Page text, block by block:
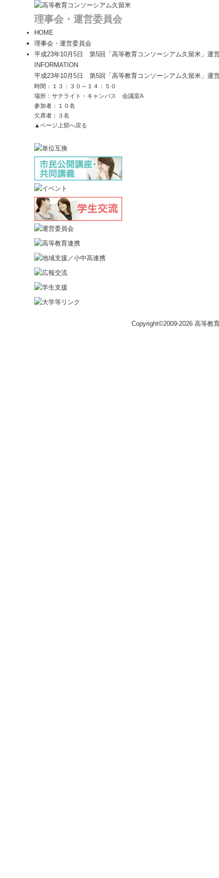
理事会・運営委員会
HOME
理事会・運営委員会
平成23年10月5日 第5回「高等教育コンソーシアム久留米」運
INFORMATION
平成23年10月5日 第5回「高等教育コンソーシアム久留米」運
時間：１３：３０～１４：５０
場所：サテライト・キャンパス 会議室A
参加者：１０名
欠席者：３名
▲ページ上部へ戻る
Copyright©2009-2026 高等教